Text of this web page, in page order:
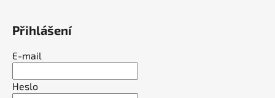
Přihlášení
E-mail
Heslo